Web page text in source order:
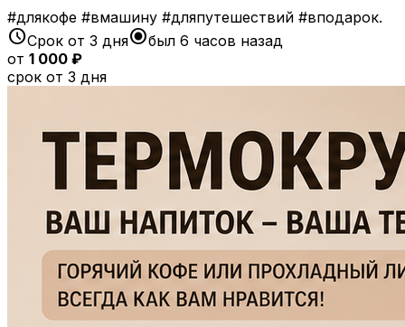
#длякофе #вмашину #дляпутешествий #вподарок.
scheduleСрок от 3 дняradio_button_checkedбыл 6 часов назад
от 1 000 ₽
срок от 3 дня